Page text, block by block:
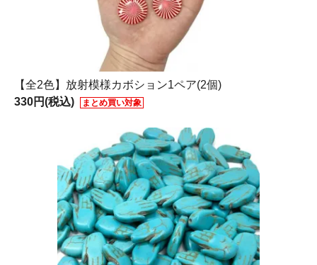
【全2色】放射模様カボション1ペア(2個)
330円(税込)
まとめ買い対象